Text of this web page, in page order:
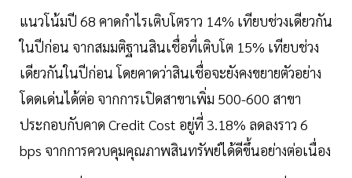
แนวโน้มปี 68 คาดกําไรเติบโตราว 14% เทียบช่วงเดียวกัน
ในปีก่อน จากสมมติฐานสินเชื่อที่เติบโต 15% เทียบช่วง
เดียวกันในปีก่อน โดยคาดว่าสินเชื่อจะยังคงขยายตัวอย่าง
โดดเด่นได้ต่อ จากการเปิดสาขาเพิ่ม 500-600 สาขา
ประกอบกับคาด Credit Cost อยู่ที่ 3.18% ลดลงราว 6
bps จากการควบคุมคุณภาพสินทรัพย์ได้ดีขึ้นอย่างต่อเนื่อง